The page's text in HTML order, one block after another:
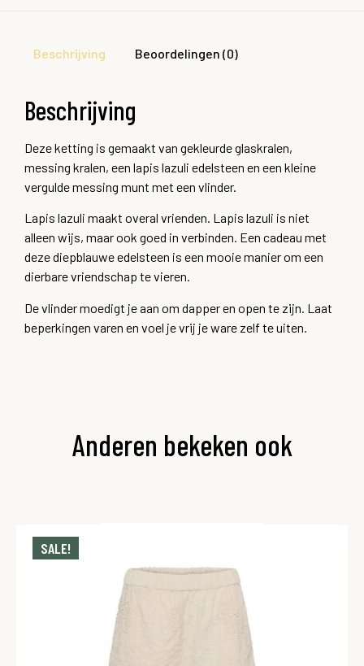
Beschrijving Beoordelingen (0)
Beschrijving
Deze ketting is gemaakt van gekleurde glaskralen,
messing kralen, een lapis lazuli edelsteen en een kleine
vergulde messing munt met een vlinder.
Lapis lazuli maakt overal vrienden. Lapis lazuli is niet
alleen wijs, maar ook goed in verbinden. Een cadeau met
deze diepblauwe edelsteen is een mooie manier om een
dierbare vriendschap te vieren.
De vlinder moedigt je aan om dapper en open te zijn. Laat
beperkingen varen en voel je vrij je ware zelf te uiten.
Anderen bekeken ook
SALE!